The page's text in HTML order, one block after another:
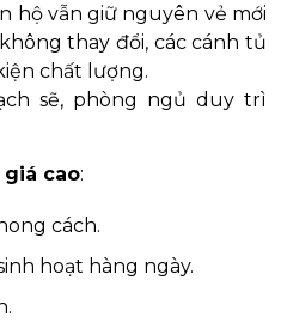
hộ vẫn giữ nguyên vẻ mới
thay đổi, các cánh tủ
chất lượng.
sẽ, phòng ngủ duy trì
giá cao:
cách.
hoạt hàng ngày.